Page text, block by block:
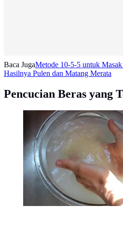
Baca JugaMetode 10-5-5 untuk
Hasilnya Pulen dan Matang Merata
Pencucian Beras yang
Tak perlu banyak-banyak sekali
cukup jika Anda membeli beras
www.bottomofthepot.com)